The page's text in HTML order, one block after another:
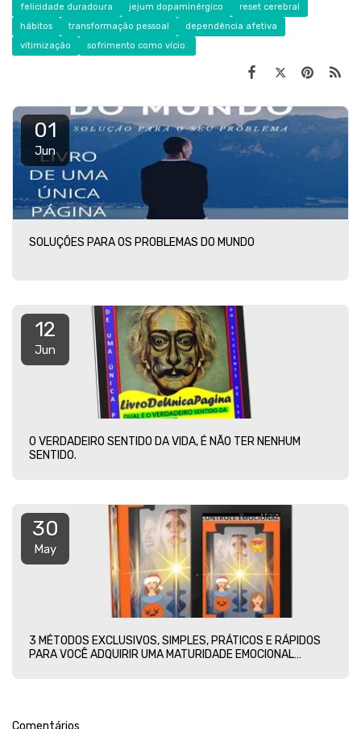
felicidade duradoura
jejum dopaminérgico
reset cerebral
hábitos
transformação pessoal
dependência afetiva
vitimização
sofrimento como vício.
01
Jun
SOLUÇÕES PARA OS PROBLEMAS DO MUNDO
12
Jun
O VERDADEIRO SENTIDO DA VIDA, É NÃO TER NENHUM
SENTIDO.
30
May
3 MÉTODOS EXCLUSIVOS, SIMPLES, PRÁTICOS E RÁPIDOS
PARA VOCÊ ADQUIRIR UMA MATURIDADE EMOCIONAL
Comentários